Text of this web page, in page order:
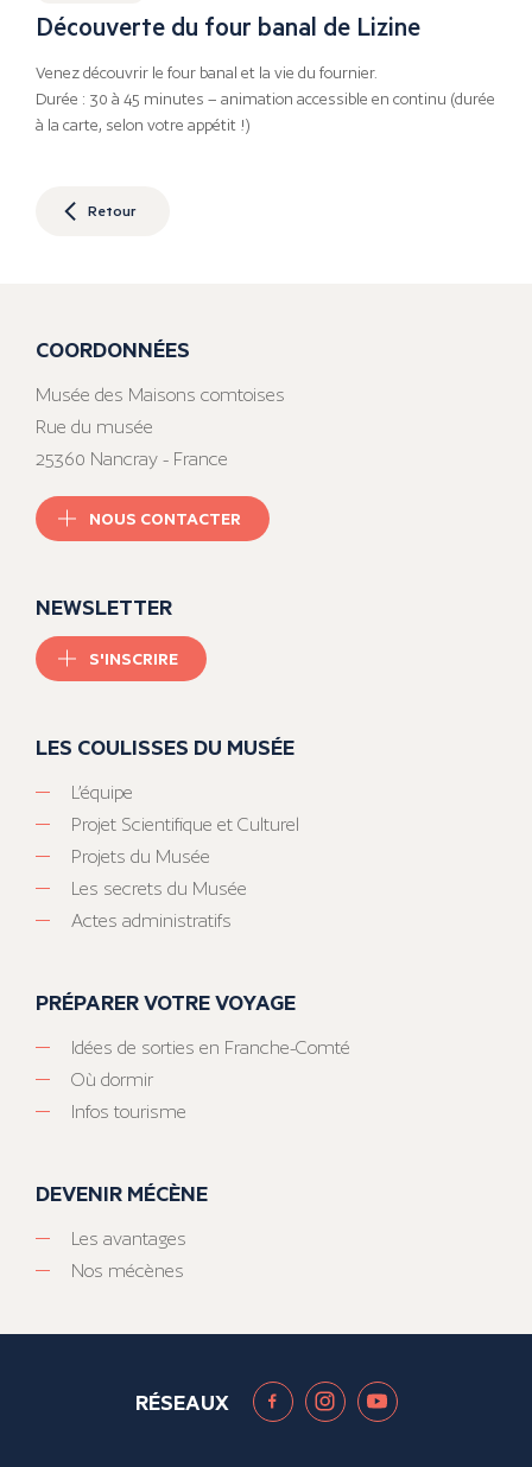
Découverte du four banal de Lizine
Venez découvrir le four banal et la vie du fournier.
Durée : 30 à 45 minutes – animation accessible en continu (durée
à la carte, selon votre appétit !)
Retour
COORDONNÉES
Musée des Maisons comtoises
Rue du musée
25360 Nancray - France
NOUS CONTACTER
NEWSLETTER
S'INSCRIRE
LES COULISSES DU MUSÉE
L’équipe
Projet Scientifique et Culturel
Projets du Musée
Les secrets du Musée
Actes administratifs
PRÉPARER VOTRE VOYAGE
Idées de sorties en Franche-Comté
Où dormir
Infos tourisme
DEVENIR MÉCÈNE
Les avantages
Nos mécènes
RÉSEAUX